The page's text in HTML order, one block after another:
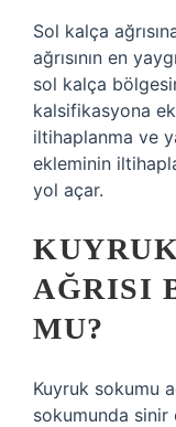
Sol kalça
ağrısının en
sol kalça
kalsifikasyona
iltihaplanma ve
ekleminin
yol açar.
AĞRISI
MU?
Kuyruk sokumu
sokumunda sinir